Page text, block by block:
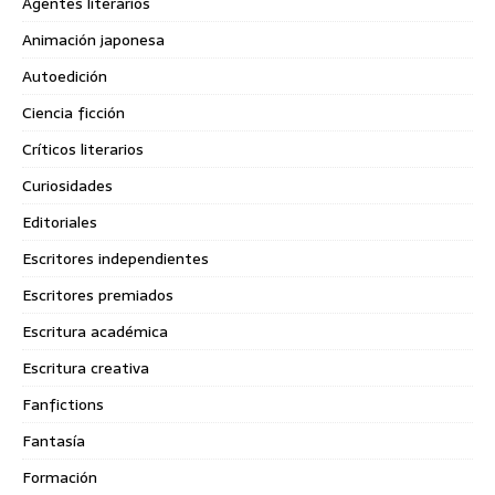
Animación japonesa
Autoedición
Ciencia ficción
Críticos literarios
Curiosidades
Editoriales
Escritores independientes
Escritores premiados
Escritura académica
Escritura creativa
Fanfictions
Fantasía
Formación